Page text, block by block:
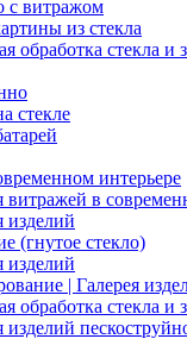
с витражом
из стекла
обработка стекла и
стекле
интерьере
витражей в
изделий
(гнутое стекло)
изделий
| Галерея
обработка стекла и
изделий